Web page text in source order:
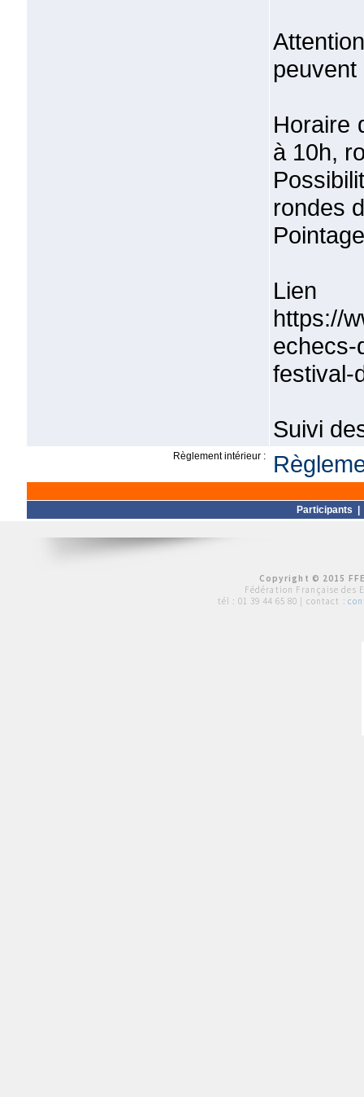
Horaire
à 10h,
rondes
Lien
https://
echecs-
festival-
Suivi
Règlement intérieur :
Participants
Copyright © 2015
Fédération Française des
tél : 01 39 44 65 80 | contact :